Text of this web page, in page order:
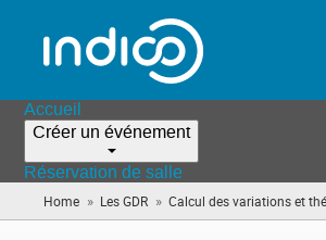
Accueil
Créer un événement
Réservation de salle
Home » Les GDR » Calcul des variations et